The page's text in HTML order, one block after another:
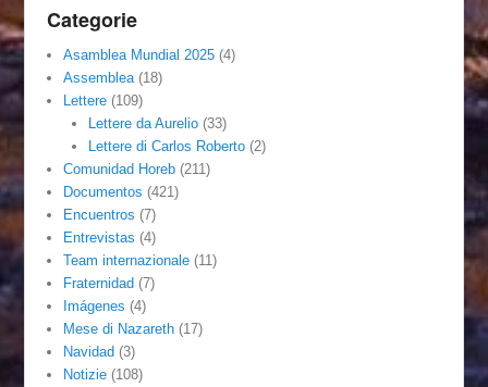
Categorie
Asamblea Mundial 2025 (4)
Assemblea (18)
Lettere (109)
Lettere da Aurelio(33)
Lettere di Carlos Roberto(2)
Comunidad Horeb (211)
Documentos (421)
Encuentros (7)
Entrevistas (4)
Team internazionale (11)
Fraternidad (7)
Imágenes (4)
Mese di Nazareth (17)
Navidad (3)
Notizie (108)